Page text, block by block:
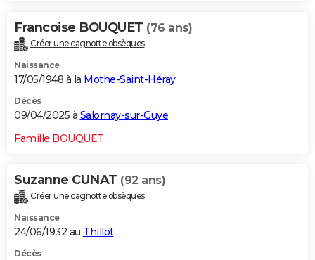
Francoise BOUQUET (76 ans)
Créer une cagnotte obsèques
Naissance
17/05/1948 à la Mothe-Saint-Héray
Décès
09/04/2025 à Salornay-sur-Guye
Famille BOUQUET
Suzanne CUNAT (92 ans)
Créer une cagnotte obsèques
Naissance
24/06/1932 au Thillot
Décès